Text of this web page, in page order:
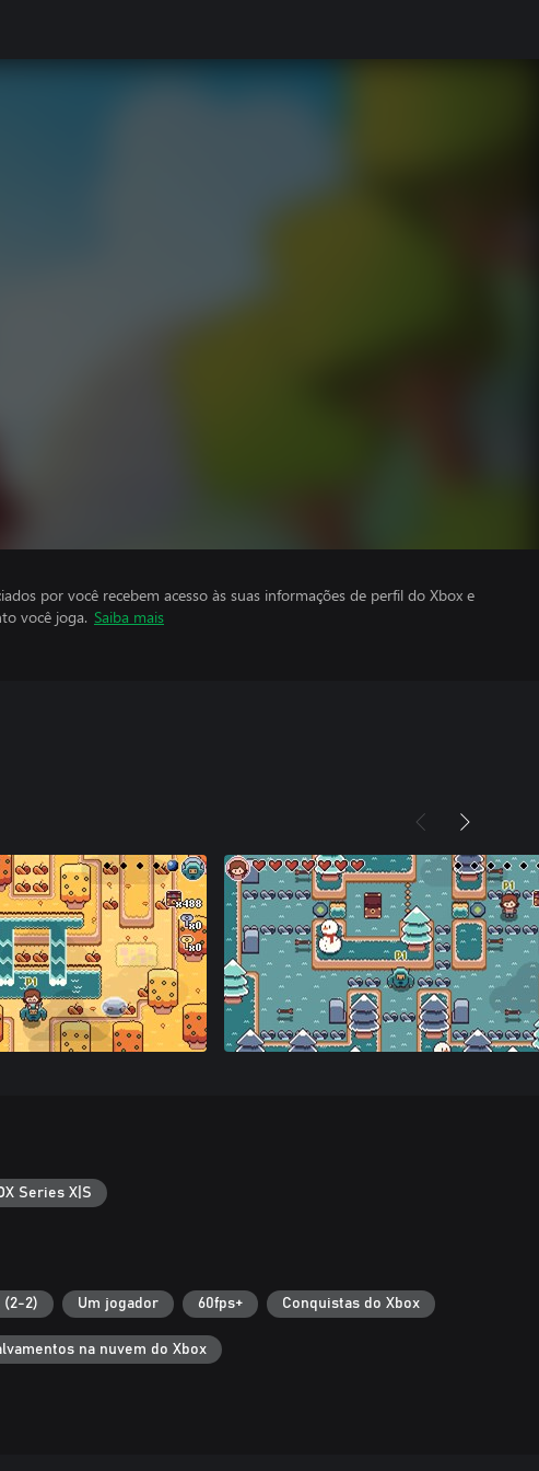
por você recebem acesso às suas informações de perfil do Xbox e
você joga. Saiba mais
Series X|S
(2-2) Um jogador 60fps+ Conquistas do Xbox
na nuvem do Xbox